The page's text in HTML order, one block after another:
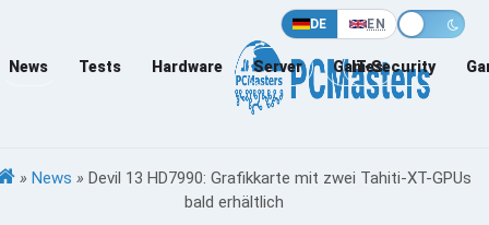
DE EN
News Tests Hardware Server Games
IT-Security
» News » Devil 13 HD7990: Grafikkarte mit zwei Tahiti-XT-GPUs
bald erhältlich